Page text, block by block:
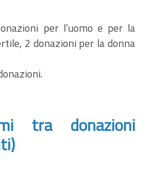
per l’uomo e per la
2 donazioni per la donna
tra donazioni